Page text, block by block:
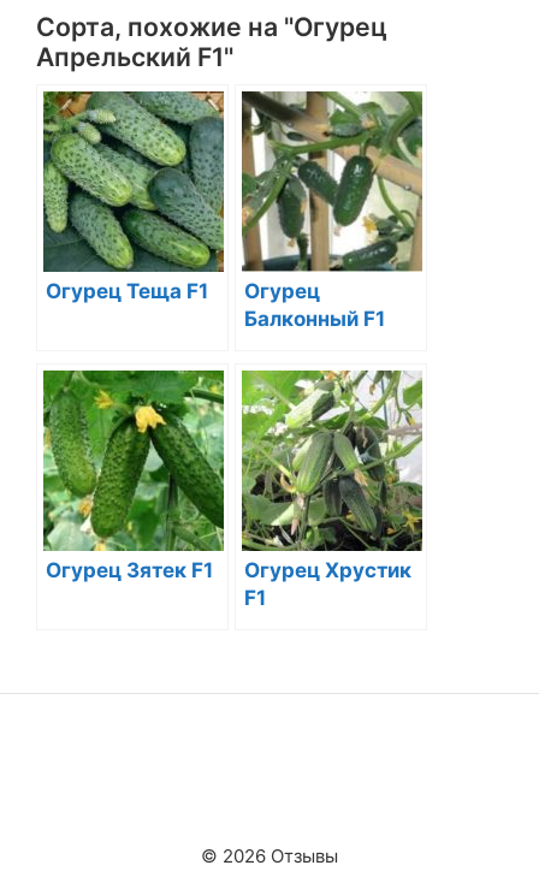
Сорта, похожие на "Огурец
Апрельский F1"
Огурец Теща F1
Огурец
Балконный F1
Огурец Зятек F1
Огурец Хрустик
F1
© 2026 Отзывы